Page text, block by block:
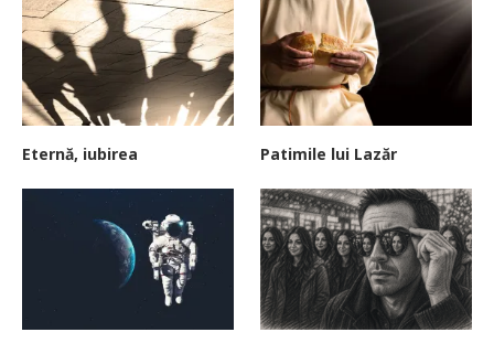
Eternă, iubirea Patimile lui Lazăr